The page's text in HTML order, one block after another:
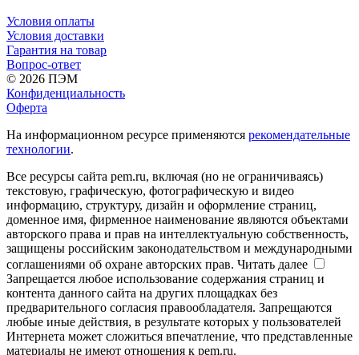
Условия оплаты
Условия доставки
Гарантия на товар
Вопрос-ответ
© 2026 ПЭМ
Конфиденциальность
Оферта
На информационном ресурсе применяются рекомендательные
технологии.
Все ресурсы сайта pem.ru, включая (но не ограничиваясь)
текстовую, графическую, фотографическую и видео
информацию, структуру, дизайн и оформление страниц,
доменное имя, фирменное наименование являются объектами
авторского права и прав на интеллектуальную собственность,
защищены российским законодательством и международными
соглашениями об охране авторских прав. Читать далее
Запрещается любое использование содержания страниц и
контента данного сайта на других площадках без
предварительного согласия правообладателя. Запрещаются
любые иные действия, в результате которых у пользователей
Интернета может сложиться впечатление, что представленные
материалы не имеют отношения к pem.ru.